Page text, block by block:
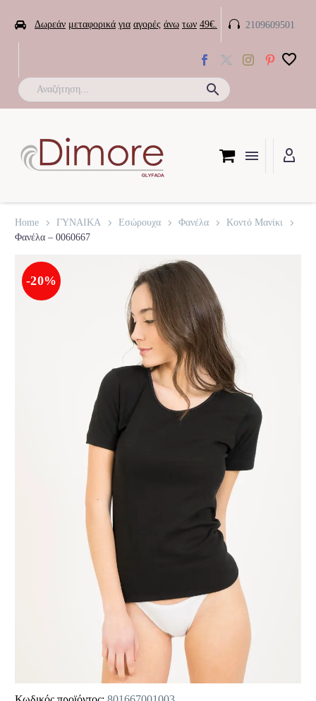
 Δωρεάν μεταφορικά για αγορές άνω των 49€. 
 2109609501
Home ΓΥΝΑΙΚΑ Εσώρουχα Φανέλα
Κοντό Μανίκι
Φανέλα – 0060667
-20%